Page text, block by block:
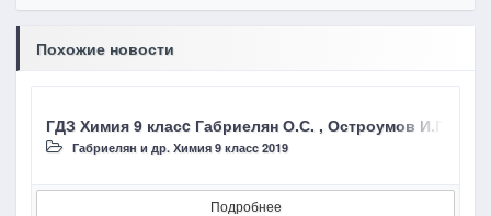
Похожие новости
ГДЗ Химия 9 класc Габриелян О.С. , Остроумов И.Г.,
Габриелян и др. Химия 9 класc 2019
Подробнее